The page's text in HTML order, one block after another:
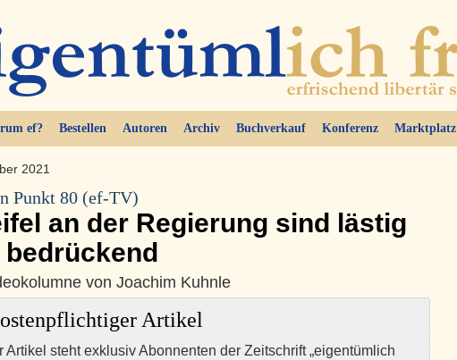
ef? Bestellen Autoren Archiv Buchverkauf Konferenz Marktplatz
2021
Punkt 80 (ef-TV)
an der Regierung sind lästig
bedrückend
von Joachim Kuhnle
Artikel
Artikel steht exklusiv Abonnenten der Zeitschrift „eigentümlich